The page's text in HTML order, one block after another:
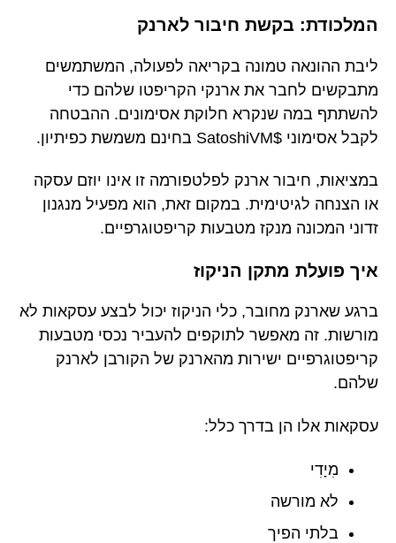
המלכודת: בקשת חיבור לארנק
ליבת ההונאה טמונה בקריאה לפעולה, המשתמשים
מתבקשים לחבר את ארנקי הקריפטו שלהם כדי
להשתתף במה שנקרא חלוקת אסימונים. ההבטחה
לקבל אסימוני $SatoshiVM בחינם משמשת כפיתיון.
במציאות, חיבור ארנק לפלטפורמה זו אינו יוזם עסקה
או הצנחה לגיטימית. במקום זאת, הוא מפעיל מנגנון
זדוני המכונה מנקז מטבעות קריפטוגרפיים.
איך פועלת מתקן הניקוז
ברגע שארנק מחובר, כלי הניקוז יכול לבצע עסקאות לא
מורשות. זה מאפשר לתוקפים להעביר נכסי מטבעות
קריפטוגרפיים ישירות מהארנק של הקורבן לארנק
שלהם.
עסקאות אלו הן בדרך כלל:
מִיָדִי
לא מורשה
בלתי הפיך